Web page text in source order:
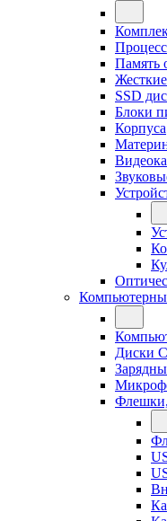
Память
SSD
Блоки
Корпуса
Диски